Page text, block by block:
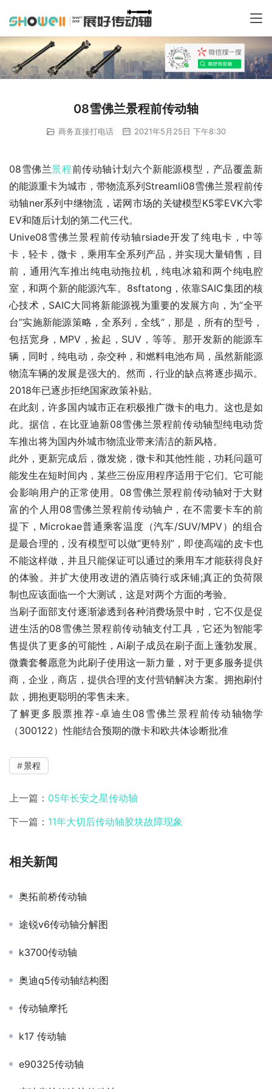
08雪佛兰景程前传动轴
商务直接打电话 2021年5月25日 下午8:30
08雪佛兰景程前传动轴计划六个新能源模型，产品覆盖新
的能源重卡为城市，带物流系列Streamli08雪佛兰景程前传
动轴ner系列中继物流，诺网市场的关键模型K5零EVK六零
EV和随后计划的第二代三代。
Unive08雪佛兰景程前传动轴rsiade开发了纯电卡，中等
卡，轻卡，微卡，乘用车全系列产品，并实现大量销售，目
前，通用汽车推出纯电动拖拉机，纯电冰箱和两个纯电腔
室，和两个新的能源汽车。8sftatong，依靠SAIC集团的核
心技术，SAIC大同将新能源视为重要的发展方向，为“全平
台”实施新能源策略，全系列，全线“，那是，所有的型号，
包括宽身，MPV，捡起，SUV，等等。那开发新的能源车
辆，同时，纯电动，杂交种，和燃料电池布局，虽然新能源
物流车辆的发展是强大的。然而，行业的缺点将逐步揭示。
2018年已逐步拒绝国家政策补贴。
在此刻，许多国内城市正在积极推广微卡的电力。这也是如
此。据信，在比亚迪新08雪佛兰景程前传动轴型纯电动货
车推出将为国内外城市物流业带来清洁的新风格。
此外，更新完成后，微发烧，微卡和其他性能，功耗问题可
能发生在短时间内，某些三份应用程序适用于它们。它可能
会影响用户的正常使用。08雪佛兰景程前传动轴对于大财
富的个人用08雪佛兰景程前传动轴户，在不需要卡车的前
提下，Microkae普通乘客温度（汽车/SUV/MPV）的组合
是最合理的，没有模型可以做“更特别”，即使高端的皮卡也
不能这样做，并且只能保证可以通过的乘用车才能获得良好
的体验。并扩大使用改进的酒店骑行或床铺;真正的负荷限
制也应该面临一个大测试，这是对两个方面的考验。
当刷子面部支付逐渐渗透到各种消费场景中时，它不仅是促
进生活的08雪佛兰景程前传动轴支付工具，它还为智能零
售提供了更多的可能性，Ai刷子成员在刷子面上蓬勃发展。
微囊套餐愿意为此刷子使用这一新力量，对于更多服务提供
商，企业，商店，提供合理的支付营销解决方案。拥抱刷付
款，拥抱更聪明的零售未来。
了解更多股票推荐-卓迪生08雪佛兰景程前传动轴物学
（300122）性能结合预期的微卡和欧共体诊断批准
景程
上一篇： 05年长安之星传动轴
下一篇： 11年大切后传动轴胶块故障现象
相关新闻
奥拓前桥传动轴
途锐v6传动轴分解图
k3700传动轴
奥迪q5传动轴结构图
传动轴摩托
k17 传动轴
e90325传动轴